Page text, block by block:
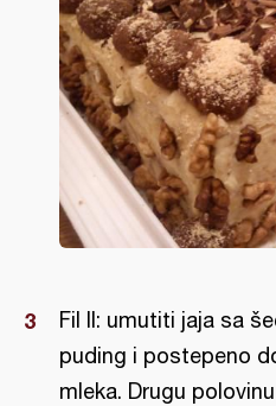
Fil II: umutiti jaja sa
puding i postepeno
mleka. Drugu